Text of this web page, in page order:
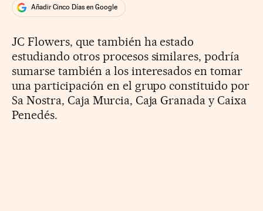
Añadir Cinco Días en Google
JC Flowers, que también ha estado
estudiando otros procesos similares, podría
sumarse también a los interesados en tomar
una participación en el grupo constituido por
Sa Nostra, Caja Murcia, Caja Granada y Caixa
Penedés.